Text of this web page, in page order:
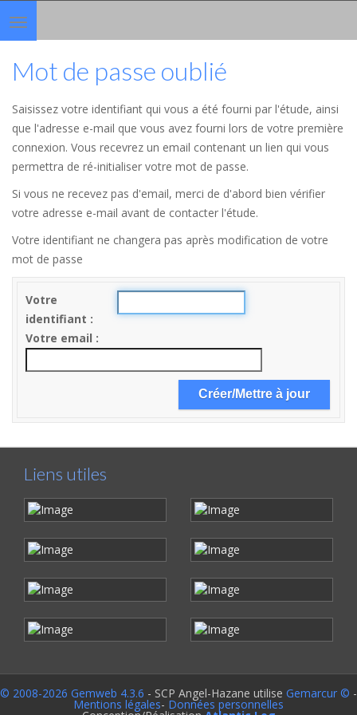
Toggle
navigation
Mot de passe oublié
Saisissez votre identifiant qui vous a été fourni par l'étude, ainsi
que l'adresse e-mail que vous avez fourni lors de votre première
connexion. Vous recevrez un email contenant un lien qui vous
permettra de ré-initialiser votre mot de passe.
Si vous ne recevez pas d'email, merci de d'abord bien vérifier
votre adresse e-mail avant de contacter l'étude.
Votre identifiant ne changera pas après modification de votre
mot de passe
Votre
identifiant
Votre email
Liens utiles
© 2008-2026 Gemweb 4.3.6 - SCP Angel-Hazane utilise Gemarcur © -
Mentions légales- Données personnelles